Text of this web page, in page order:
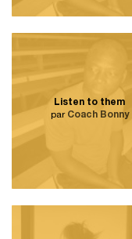
Listen to them
par Coach Bonny